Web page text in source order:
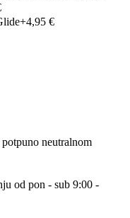
+4,95 €
neutralnom
od pon - sub 9:00 -